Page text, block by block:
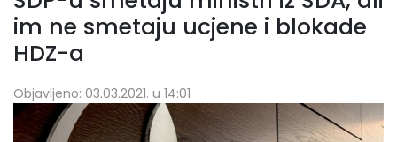
im ne smetaju ucjene i blokade
HDZ-a
Objavljeno: 03.03.2021. u 14:01